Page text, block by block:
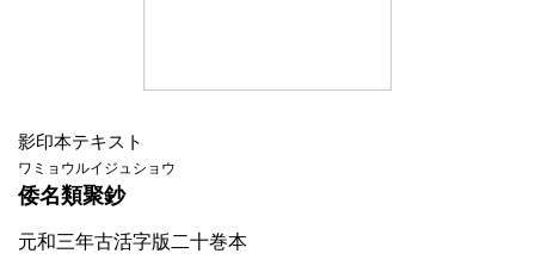
影印本テキスト
ワミョウルイジュショウ
倭名類聚鈔
元和三年古活字版二十巻本